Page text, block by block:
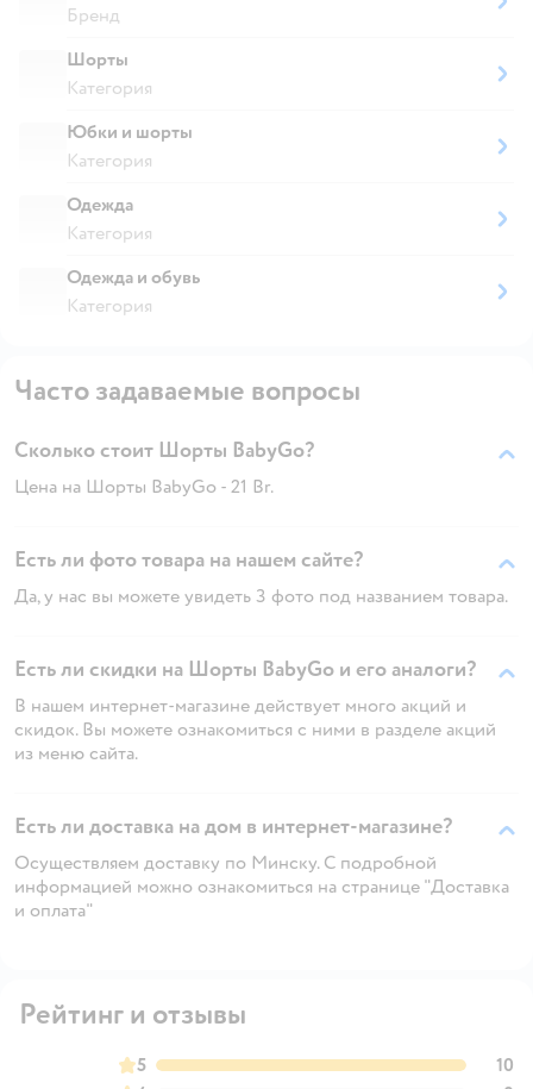
Бренд
Шорты
Категория
Юбки и шорты
Категория
Одежда
Категория
Одежда и обувь
Категория
Часто задаваемые вопросы
Сколько стоит Шорты BabyGo?
Цена на Шорты BabyGo - 21 Br.
Есть ли фото товара на нашем сайте?
Да, у нас вы можете увидеть 3 фото под названием товара.
Есть ли скидки на Шорты BabyGo и его аналоги?
В нашем интернет-магазине действует много акций и
скидок. Вы можете ознакомиться с ними в разделе акций
из меню сайта.
Есть ли доставка на дом в интернет-магазине?
Осуществляем доставку по Минску. С подробной
информацией можно ознакомиться на странице "Доставка
и оплата"
Рейтинг и отзывы
5
10